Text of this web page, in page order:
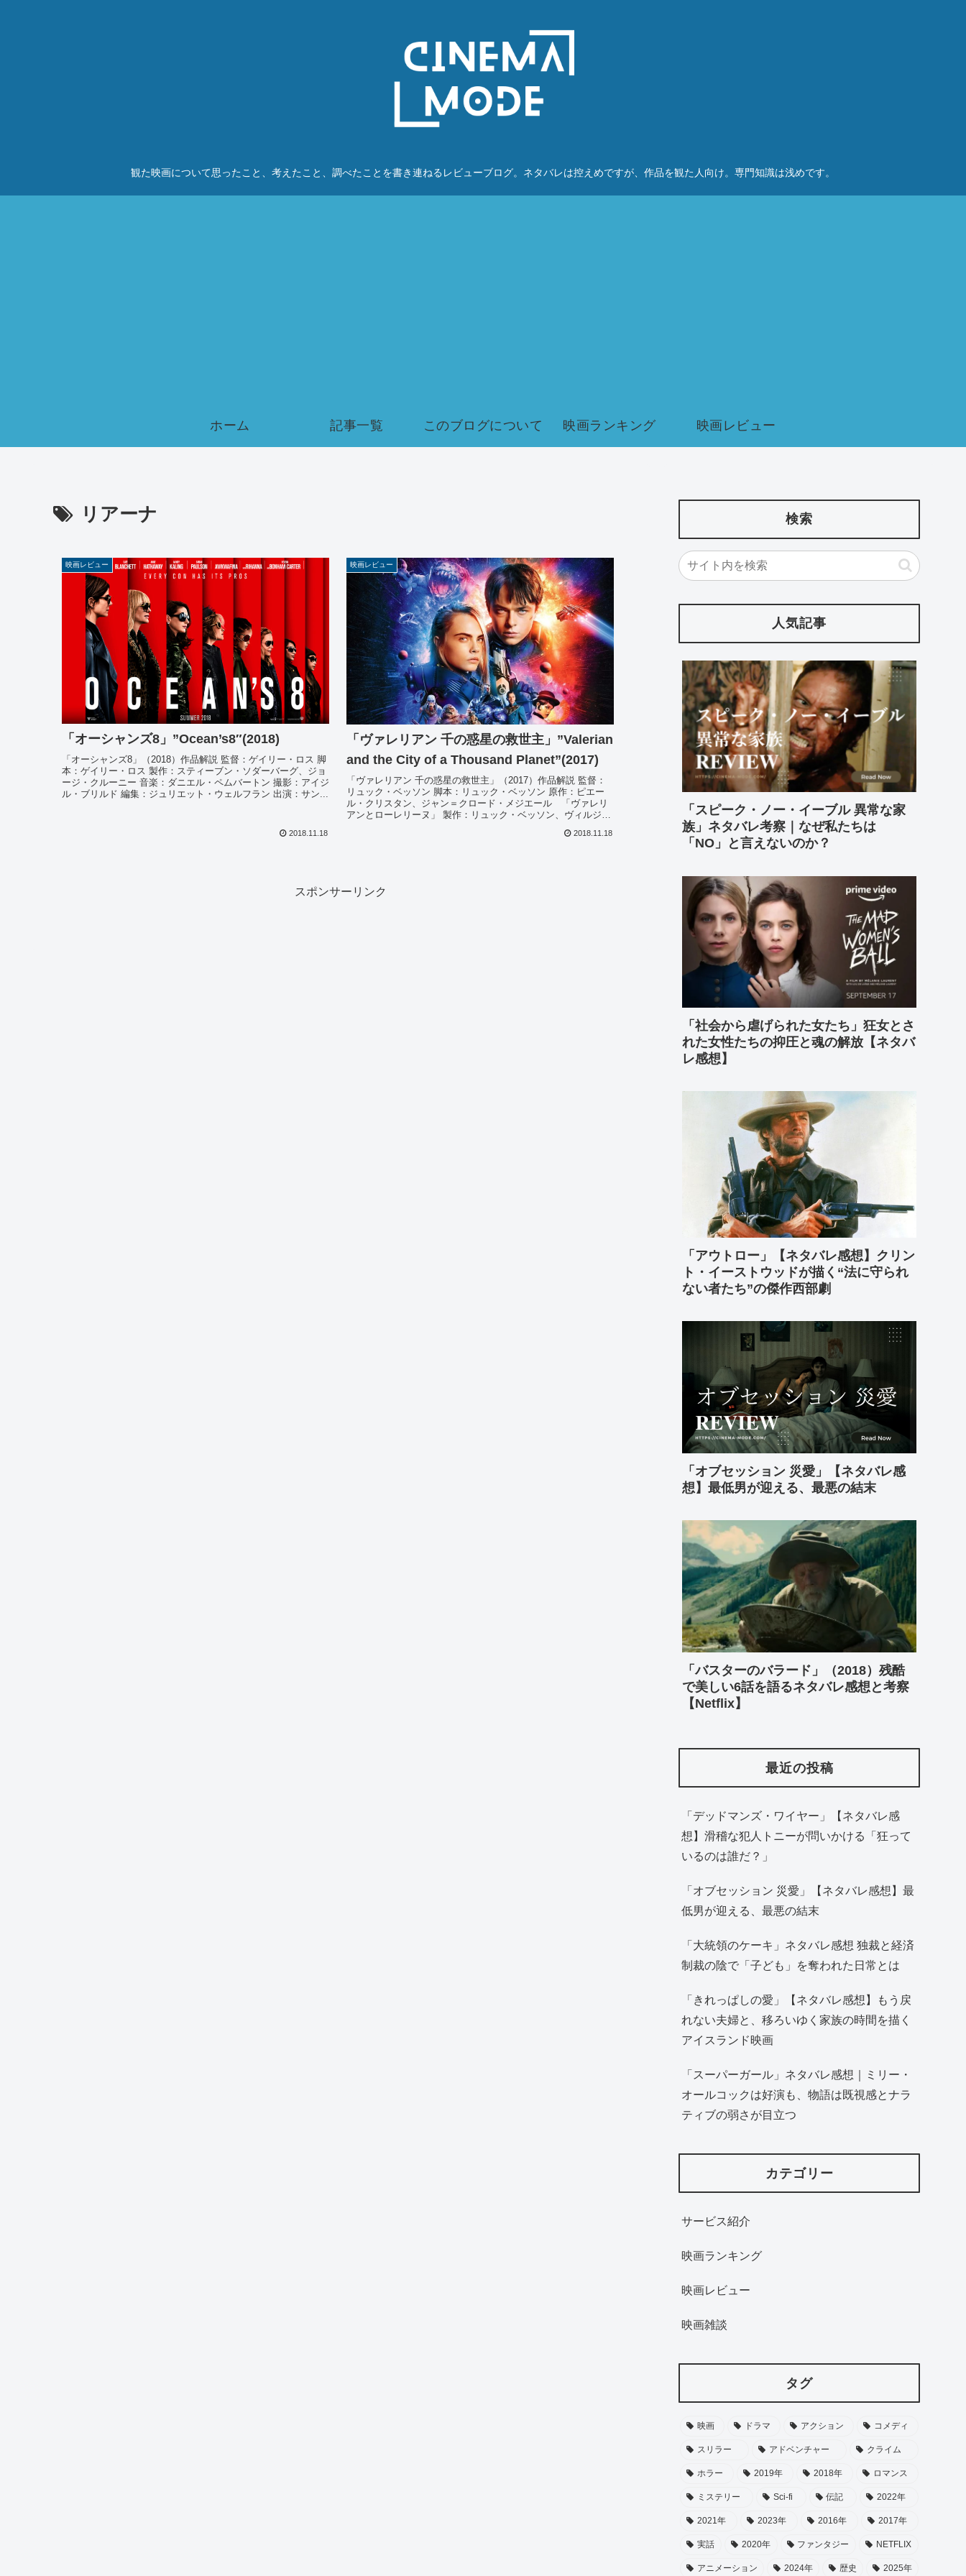
観た映画について思ったこと、考えたこと、調べたことを書き連ねるレビューブログ。ネタバレは控えめですが、作品を観た人向け。専門知識は浅めです。
ホーム 記事一覧 このブログについて 映画ランキング 映画レビュー
リアーナ
映画レビュー
「オーシャンズ8」”Ocean’s8″(2018)
「オーシャンズ8」（2018）作品解説 監督：ゲイリー・ロス 脚
本：ゲイリー・ロス 製作：スティーブン・ソダーバーグ、ジョ
ージ・クルーニー 音楽：ダニエル・ペムバートン 撮影：アイジ
ル・ブリルド 編集：ジュリエット・ウェルフラン 出演：サン...
2018.11.18
映画レビュー
「ヴァレリアン 千の惑星の救世主」”Valerian
and the City of a Thousand Planet”(2017)
「ヴァレリアン 千の惑星の救世主」（2017）作品解説 監督：
リュック・ベッソン 脚本：リュック・ベッソン 原作：ピエー
ル・クリスタン、ジャン＝クロード・メジエール 「ヴァレリ
アンとローレリーヌ」 製作：リュック・ベッソン、ヴィルジニ
2018.11.18
スポンサーリンク
検索
人気記事
「スピーク・ノー・イーブル 異常な家
族」ネタバレ考察｜なぜ私たちは
「NO」と言えないのか？
「社会から虐げられた女たち」狂女とさ
れた女性たちの抑圧と魂の解放【ネタバ
レ感想】
「アウトロー」【ネタバレ感想】クリン
ト・イーストウッドが描く“法に守られ
ない者たち”の傑作西部劇
「オブセッション 災愛」【ネタバレ感
想】最低男が迎える、最悪の結末
「バスターのバラード」（2018）残酷
で美しい6話を語るネタバレ感想と考察
【Netflix】
最近の投稿
「デッドマンズ・ワイヤー」【ネタバレ感
想】滑稽な犯人トニーが問いかける「狂って
いるのは誰だ？」
「オブセッション 災愛」【ネタバレ感想】最
低男が迎える、最悪の結末
「大統領のケーキ」ネタバレ感想 独裁と経済
制裁の陰で「子ども」を奪われた日常とは
「きれっぱしの愛」【ネタバレ感想】もう戻
れない夫婦と、移ろいゆく家族の時間を描く
アイスランド映画
「スーパーガール」ネタバレ感想｜ミリー・
オールコックは好演も、物語は既視感とナラ
ティブの弱さが目立つ
カテゴリー
サービス紹介
映画ランキング
映画レビュー
映画雑談
タグ
映画 ドラマ アクション コメディ
スリラー アドベンチャー クライム
ホラー 2019年 2018年 ロマンス
ミステリー Sci-fi 伝記 2022年
2021年 2023年 2016年 2017年
実話 2020年 ファンタジー NETFLIX
アニメーション 2024年 歴史 2025年